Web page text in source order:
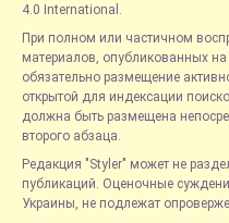
4.0 International.
При полном или частичном
материалов, опубликованных на
обязательно размещение
открытой для индексации
должна быть размещена
второго абзаца.
Редакция "Styler" может не
публикаций. Оценочные
Украины, не подлежат